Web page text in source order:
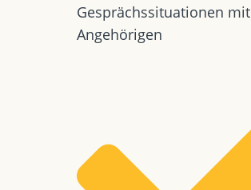
Gesprächssituationen mit
Angehörigen